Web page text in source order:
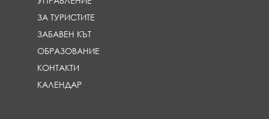
ЗА ТУРИСТИТЕ
ЗАБАВЕН КЪТ
ОБРАЗОВАНИЕ
КОНТАКТИ
КАЛЕНДАР